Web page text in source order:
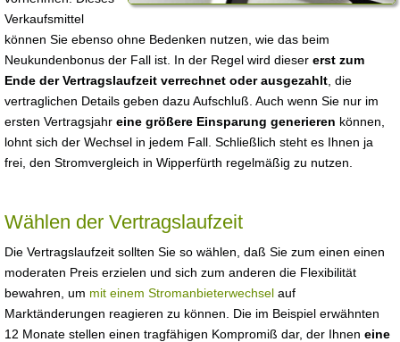
Verkaufsmittel
können Sie ebenso ohne Bedenken nutzen, wie das beim
Neukundenbonus der Fall ist. In der Regel wird dieser erst zum
Ende der Vertragslaufzeit verrechnet oder ausgezahlt , die
vertraglichen Details geben dazu Aufschluß. Auch wenn Sie nur im
ersten Vertragsjahr eine größere Einsparung generieren können,
lohnt sich der Wechsel in jedem Fall. Schließlich steht es Ihnen ja
frei, den Stromvergleich in Wipperfürth regelmäßig zu nutzen.
Wählen der Vertragslaufzeit
Die Vertragslaufzeit sollten Sie so wählen, daß Sie zum einen einen
moderaten Preis erzielen und sich zum anderen die Flexibilität
bewahren, um mit einem Stromanbieterwechsel auf
Marktänderungen reagieren zu können. Die im Beispiel erwähnten
12 Monate stellen einen tragfähigen Kompromiß dar, der Ihnen eine